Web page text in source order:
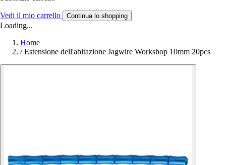
Vedi il mio carrello Continua lo shopping
Loading...
Home
/ Estensione dell'abitazione Jagwire Workshop 10mm 20pcs